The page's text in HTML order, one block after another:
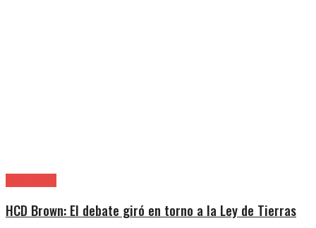
HCD Brown: El debate giró en torno a la Ley de Tierras